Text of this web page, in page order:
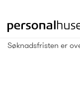
til
forsiden
Søknadsfristen er